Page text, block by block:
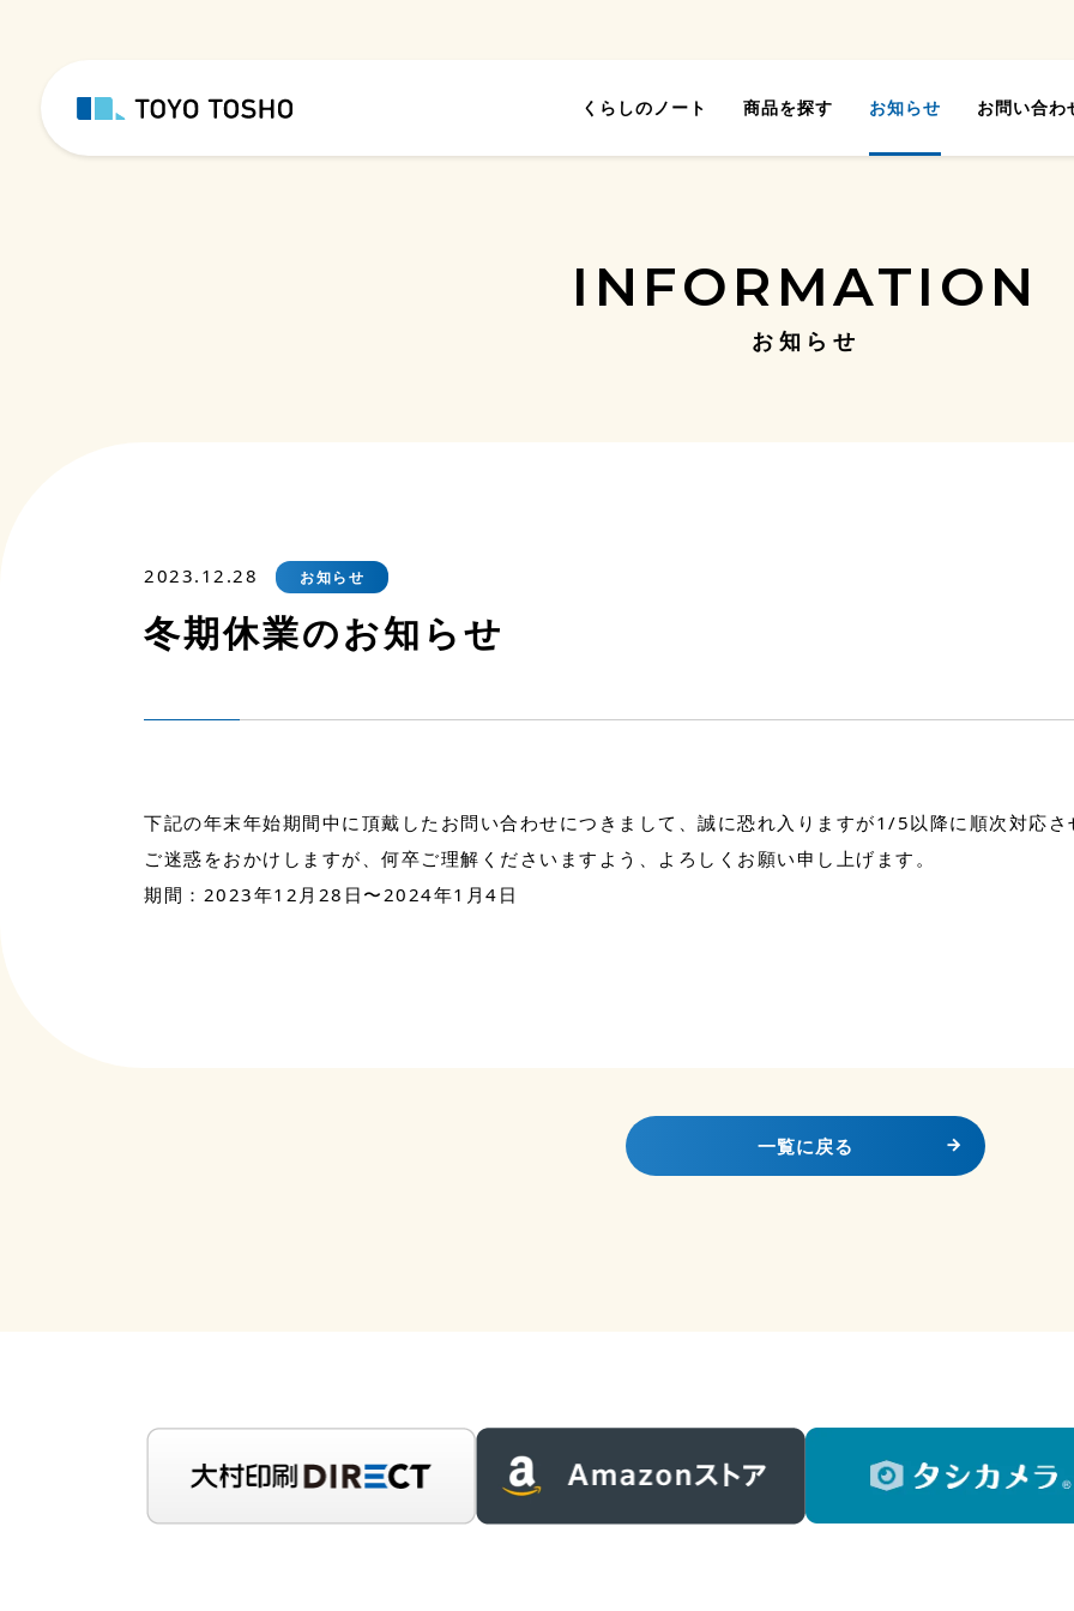
くらしのノート 商品を探す お知らせ お問い合わ
INFORMATION
お知らせ
2023.12.28 お知らせ
冬期休業のお知らせ
下記の年末年始期間中に頂戴したお問い合わせにつきまして、誠に恐れ入りますが1/5以降に順次対応さ
ご迷惑をおかけしますが、何卒ご理解くださいますよう、よろしくお願い申し上げます。
期間：2023年12月28日〜2024年1月4日
一覧に戻る